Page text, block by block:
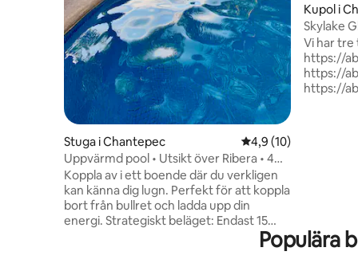
Stuga i Chantepec 4,9 av 5 i
4,9 (10)
Uppvärmd pool • Utsikt över Ribera • 4
pers
Koppla av i ett boende där du verkligen
kan känna dig lugn. Perfekt för att koppla
bort från bullret och ladda upp din
energi. Strategiskt beläget: Endast 15
minuter från San Juan Cosalás varma
källor Mycket nära Ajijic, med ett utmärkt
Kupol i
Skylake
och
Vi har tre
https://
https://
https://
fånga
Populära